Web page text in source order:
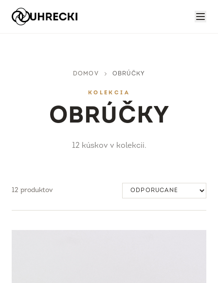
DOMOV OBRÚČKY
KOLEKCIA
OBRÚČKY
12 kúskov v kolekcii.
12 produktov